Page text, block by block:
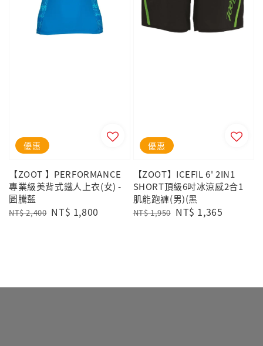
優惠
【ZOOT 】PERFORMANCE
專業級美背式鐵人上衣(女) -
圖騰藍
Regular
NT$ 2,400 Sale
NT$ 1,800
優惠
【ZOOT】ICEFIL 6' 2IN1
SHORT頂級6吋冰涼感2合1
肌能跑褲(男)(黑
Regular
NT$ 1,950 Sale
NT$ 1,365